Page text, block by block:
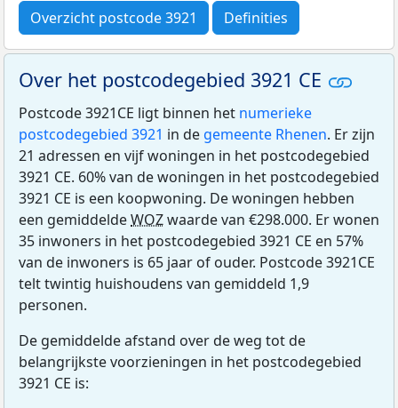
Overzicht postcode 3921 Definities
Over het postcodegebied 3921 CE
Postcode 3921CE ligt binnen het numerieke
postcodegebied 3921 in de gemeente Rhenen. Er zijn
21 adressen en vijf woningen in het postcodegebied
3921 CE. 60% van de woningen in het postcodegebied
3921 CE is een koopwoning. De woningen hebben
een gemiddeldeWOZwaarde van €298.000. Er wonen
35 inwoners in het postcodegebied 3921 CE en 57%
van de inwoners is 65 jaar of ouder. Postcode 3921CE
telt twintig huishoudens van gemiddeld 1,9
personen.
De gemiddelde afstand over de weg tot de
belangrijkste voorzieningen in het postcodegebied
3921 CE is: